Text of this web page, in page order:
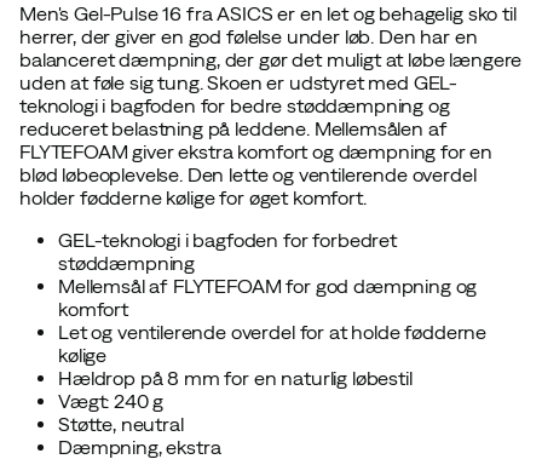
Men's Gel-Pulse 16 fra ASICS er en let og behagelig sko til
herrer, der giver en god følelse under løb. Den har en
balanceret dæmpning, der gør det muligt at løbe længere
uden at føle sig tung. Skoen er udstyret med GEL-
teknologi i bagfoden for bedre støddæmpning og
reduceret belastning på leddene. Mellemsålen af
FLYTEFOAM giver ekstra komfort og dæmpning for en
blød løbeoplevelse. Den lette og ventilerende overdel
holder fødderne kølige for øget komfort.
GEL-teknologi i bagfoden for forbedret
støddæmpning
Mellemsål af FLYTEFOAM for god dæmpning og
komfort
Let og ventilerende overdel for at holde fødderne
kølige
Hældrop på 8 mm for en naturlig løbestil
Vægt: 240 g
Støtte, neutral
Dæmpning, ekstra